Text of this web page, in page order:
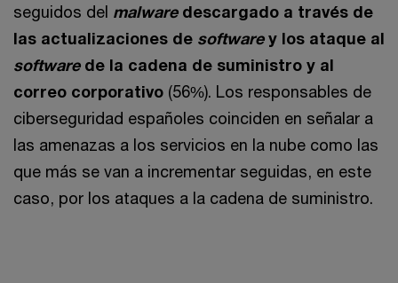
seguidos del malwaredescargado a través de
las actualizaciones de softwarey los ataque al
softwarede la cadena de suministro y al
correo corporativo (56%). Los responsables de
ciberseguridad españoles coinciden en señalar a
las amenazas a los servicios en la nube como las
que más se van a incrementar seguidas, en este
caso, por los ataques a la cadena de suministro.